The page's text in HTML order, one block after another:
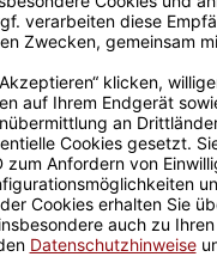
Geschenkidee.
und wurden
Erfahrung werden sie
an unseren
Kaffee schmeckt